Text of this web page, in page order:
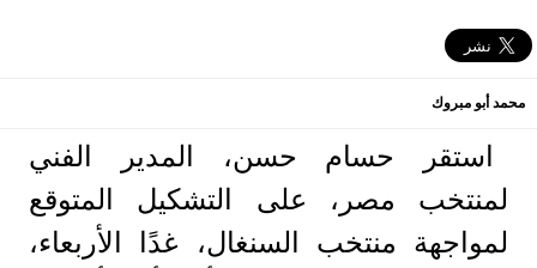
محمد أبو مبروك
استقر حسام حسن، المدير الفني
لمنتخب مصر، على التشكيل المتوقع
لمواجهة منتخب السنغال، غدًا الأربعاء،